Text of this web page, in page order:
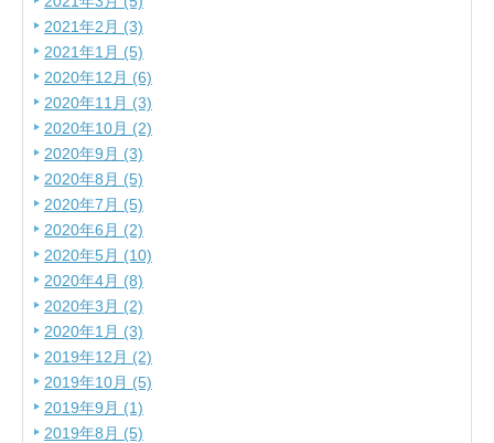
2021年2月 (3)
2021年1月 (5)
2020年12月 (6)
2020年11月 (3)
2020年10月 (2)
2020年9月 (3)
2020年8月 (5)
2020年7月 (5)
2020年6月 (2)
2020年5月 (10)
2020年4月 (8)
2020年3月 (2)
2020年1月 (3)
2019年12月 (2)
2019年10月 (5)
2019年9月 (1)
2019年8月 (5)